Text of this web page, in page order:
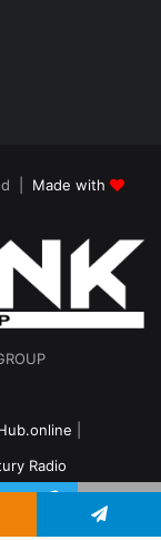
| Made with
Radio